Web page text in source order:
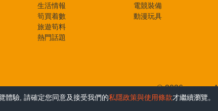
體驗, 請確定您同意及接受我們的私隱政策與使用條款才繼續瀏覽。
生活情報
筍買着數
旅遊筍料
熱門話題
電競裝備
動漫玩具
© 2026 e-zone.